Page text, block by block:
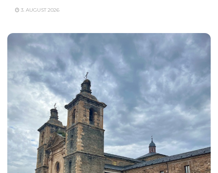
3. AUGUST 2026